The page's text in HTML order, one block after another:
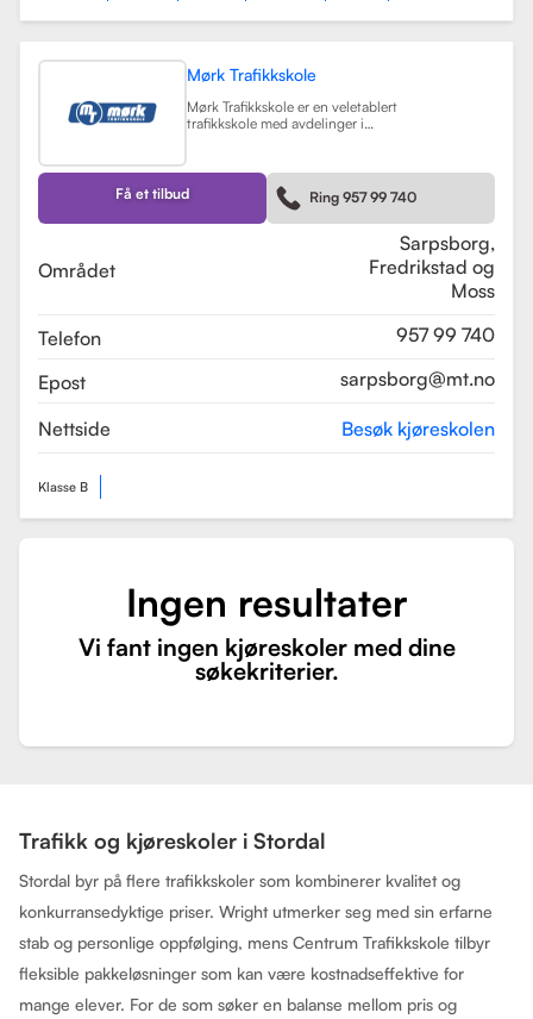
Mørk Trafikkskole
Mørk Trafikkskole er en veletablert
trafikkskole med avdelinger i
på undervisningen, og har fått
positive tilbakemeldinger fra elever,
med vurderinger som 5.0 i
Sarpsborg og 4.4 i Fredrikstad.
Få et tilbud Ring 957 99 740
Området
Sarpsborg,
Fredrikstad og
Moss
Telefon
957 99 740
Epost
sarpsborg@mt.no
Nettside Besøk kjøreskolen
Klasse B
Ingen resultater
Vi fant ingen kjøreskoler med dine
søkekriterier.
Trafikk og kjøreskoler i Stordal
Stordal byr på flere trafikkskoler som kombinerer kvalitet og
konkurransedyktige priser. Wright utmerker seg med sin erfarne
stab og personlige oppfølging, mens Centrum Trafikkskole tilbyr
fleksible pakkeløsninger som kan være kostnadseffektive for
mange elever. For de som søker en balanse mellom pris og